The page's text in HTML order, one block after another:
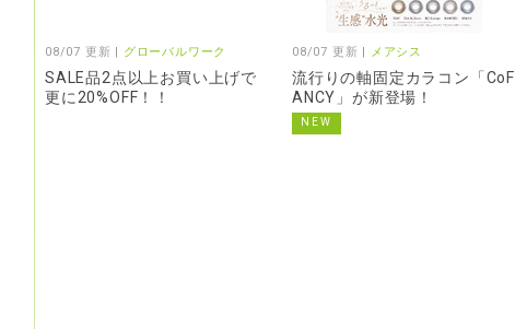
08/07 更新 | グローバルワーク
SALE品2点以上お買い上げで
更に20%OFF！！
08/07 更新 | メアシス
流行りの軸固定カラコン「CoF
ANCY」が新登場！
NEW